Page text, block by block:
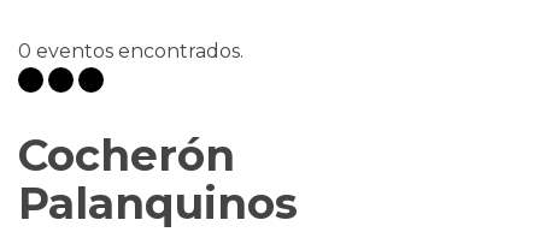
0 eventos encontrados.
Cocherón
Palanquinos